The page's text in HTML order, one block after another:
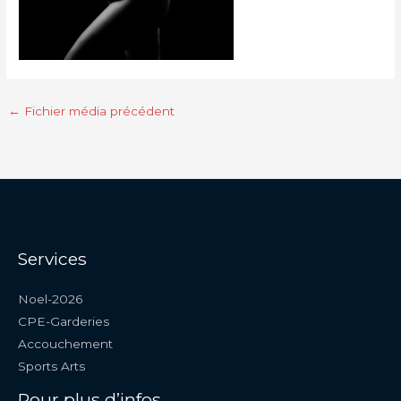
← Fichier média précédent
Services
Noel-2026
CPE-Garderies
Accouchement
Sports Arts